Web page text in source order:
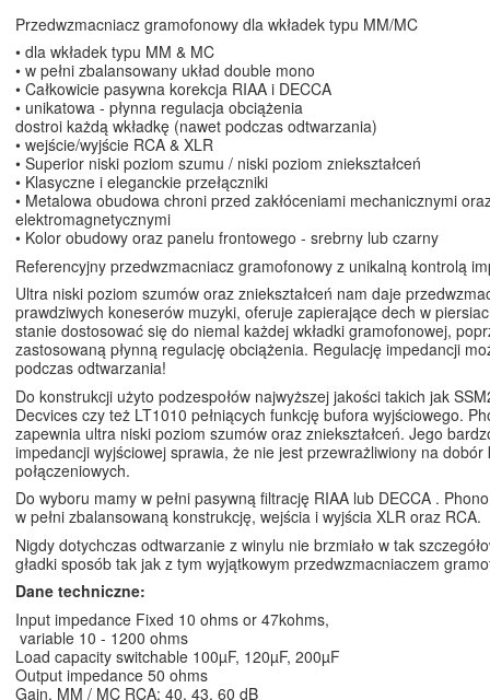
Przedwzmacniacz gramofonowy dla wkładek typu MM/MC
• dla wkładek typu MM & MC
• w pełni zbalansowany układ double mono
• Całkowicie pasywna korekcja RIAA i DECCA
• unikatowa - płynna regulacja obciążenia
dostroi każdą wkładkę (nawet podczas odtwarzania)
• wejście/wyjście RCA & XLR
• Superior niski poziom szumu / niski poziom zniekształceń
• Klasyczne i eleganckie przełączniki
• Metalowa obudowa chroni przed zakłóceniami mechanicznymi
elektromagnetycznymi
• Kolor obudowy oraz panelu frontowego - srebrny lub czarny
Referencyjny przedwzmacniacz gramofonowy z unikalną kontrolą
Ultra niski poziom szumów oraz zniekształceń nam daje
prawdziwych koneserów muzyki, oferuje zapierające dech w
stanie dostosować się do niemal każdej wkładki gramofonowej,
zastosowaną płynną regulację obciążenia. Regulację impedancji
podczas odtwarzania!
Do konstrukcji użyto podzespołów najwyższej jakości takich jak
Decvices czy też LT1010 pełniących funkcję bufora wyjściowego.
zapewnia ultra niski poziom szumów oraz zniekształceń. Jego
impedancji wyjściowej sprawia, że nie jest przewrażliwiony na dobór
połączeniowych.
Do wyboru mamy w pełni pasywną filtrację RIAA lub DECCA .
w pełni zbalansowaną konstrukcję, wejścia i wyjścia XLR oraz RCA.
Nigdy dotychczas odtwarzanie z winylu nie brzmiało w tak
gładki sposób tak jak z tym wyjątkowym przedwzmacniaczem
Dane techniczne:
Input impedance Fixed 10 ohms or 47kohms,
variable 10 - 1200 ohms
Load capacity switchable 100µF, 120µF, 200µF
Output impedance 50 ohms
Gain, MM / MC RCA: 40, 43, 60 dB